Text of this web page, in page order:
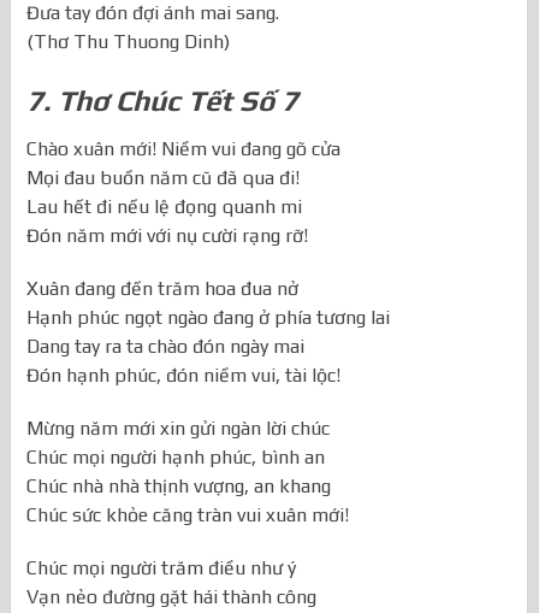
Xin hãy mạnh lòng mà rũ bỏ
Đưa tay đón đợi ánh mai sang.
Chào xuân mới! Niềm vui đang gõ cửa
Mọi đau buồn năm cũ đã qua đi!
Lau hết đi nếu lệ đọng quanh mi
Xuân đang đến trăm hoa đua nở
Hạnh phúc ngọt ngào đang ở phía tương lai
Dang tay ra ta chào đón ngày mai
Mừng năm mới xin gửi ngàn lời chúc
Chúc mọi người hạnh phúc, bình an
Chúc nhà nhà thịnh vượng, an khang
Chúc mọi người trăm điều như ý